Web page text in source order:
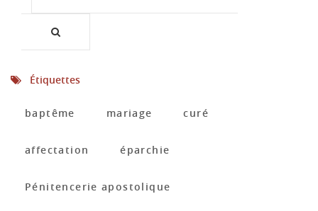
Étiquettes
baptême mariage curé
affectation éparchie
Pénitencerie apostolique